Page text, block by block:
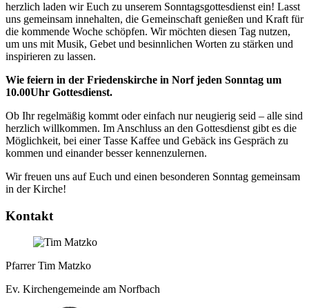
herzlich laden wir Euch zu unserem Sonntagsgottesdienst ein! Lasst
uns gemeinsam innehalten, die Gemeinschaft genießen und Kraft für
die kommende Woche schöpfen. Wir möchten diesen Tag nutzen,
um uns mit Musik, Gebet und besinnlichen Worten zu stärken und
inspirieren zu lassen.
Wie feiern in der Friedenskirche in Norf jeden Sonntag um
10.00Uhr Gottesdienst.
Ob Ihr regelmäßig kommt oder einfach nur neugierig seid – alle sind
herzlich willkommen. Im Anschluss an den Gottesdienst gibt es die
Möglichkeit, bei einer Tasse Kaffee und Gebäck ins Gespräch zu
kommen und einander besser kennenzulernen.
Wir freuen uns auf Euch und einen besonderen Sonntag gemeinsam
in der Kirche!
Kontakt
Pfarrer Tim Matzko
Ev. Kirchengemeinde am Norfbach